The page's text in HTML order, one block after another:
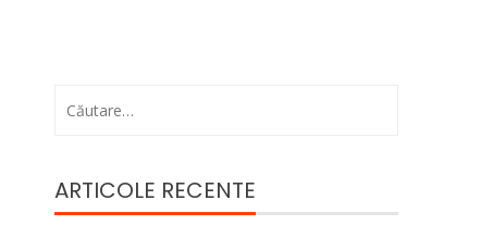
ARTICOLE RECENTE